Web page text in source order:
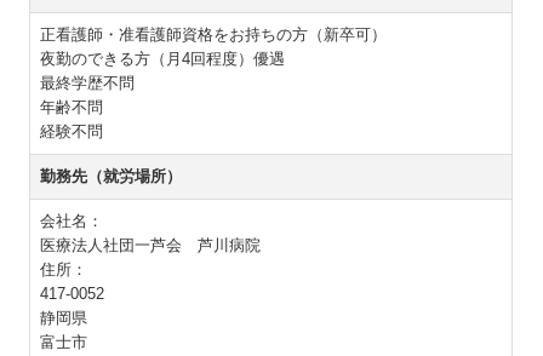
正看護師・准看護師資格をお持ちの方（新卒可）
夜勤のできる方（月4回程度）優遇
最終学歴不問
年齢不問
経験不問
勤務先（就労場所）
会社名：
医療法人社団一芦会 芦川病院
住所：
417-0052
静岡県
富士市